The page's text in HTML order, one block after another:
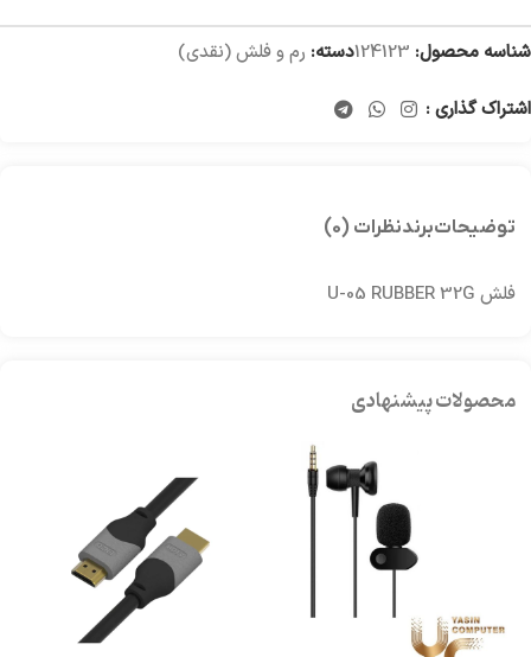
شناسه محصول: 124123دسته: رم و فلش (نقدی)
اشتراک گذاری :
توضیحاتبرندنظرات (0)
فلش U-05 RUBBER 32G
محصولات پیشنهادی